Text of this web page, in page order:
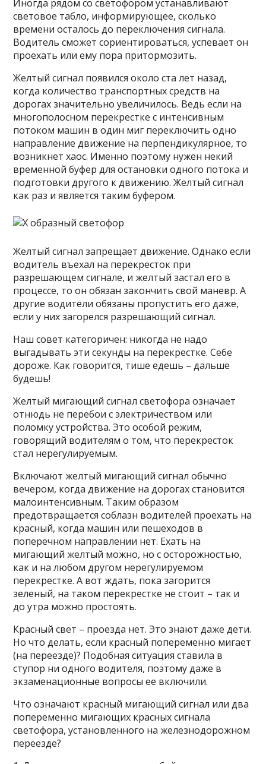
Иногда рядом со светофором устанавливают
световое табло, информирующее, сколько
времени осталось до переключения сигнала.
Водитель сможет сориентироваться, успевает он
проехать или ему пора притормозить.
Желтый сигнал появился около ста лет назад,
когда количество транспортных средств на
дорогах значительно увеличилось. Ведь если на
многополосном перекрестке с интенсивным
потоком машин в один миг переключить одно
направление движение на перпендикулярное, то
возникнет хаос. Именно поэтому нужен некий
временной буфер для остановки одного потока и
подготовки другого к движению. Желтый сигнал
как раз и является таким буфером.
Желтый сигнал запрещает движение. Однако если
водитель въехал на перекресток при
разрешающем сигнале, и желтый застал его в
процессе, то он обязан закончить свой маневр. А
другие водители обязаны пропустить его даже,
если у них загорелся разрешающий сигнал.
Наш совет категоричен: никогда не надо
выгадывать эти секунды на перекрестке. Себе
дороже. Как говорится, тише едешь – дальше
будешь!
Желтый мигающий сигнал светофора означает
отнюдь не перебои с электричеством или
поломку устройства. Это особой режим,
говорящий водителям о том, что перекресток
стал нерегулируемым.
Включают желтый мигающий сигнал обычно
вечером, когда движение на дорогах становится
малоинтенсивным. Таким образом
предотвращается соблазн водителей проехать на
красный, когда машин или пешеходов в
поперечном направлении нет. Ехать на
мигающий желтый можно, но с осторожностью,
как и на любом другом нерегулируемом
перекрестке. А вот ждать, пока загорится
зеленый, на таком перекрестке не стоит – так и
до утра можно простоять.
Красный свет – проезда нет. Это знают даже дети.
Но что делать, если красный попеременно мигает
(на переезде)? Подобная ситуация ставила в
ступор ни одного водителя, поэтому даже в
экзаменационные вопросы ее включили.
Что означают красный мигающий сигнал или два
попеременно мигающих красных сигнала
светофора, установленного на железнодорожном
переезде?